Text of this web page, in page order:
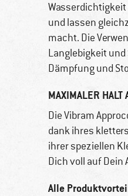
und lassen
macht. Die
Langlebigkeit
Dämpfung und
MAXIMALER HALT
Die Vibram
dank ihres
ihrer speziellen
Dich voll auf
Alle